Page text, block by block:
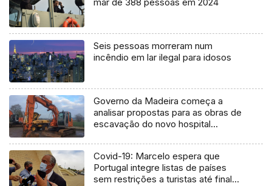
Seis pessoas morreram num
incêndio em lar ilegal para idosos
Governo da Madeira começa a
analisar propostas para as obras de
escavação do novo hospital
Covid-19: Marcelo espera que
Portugal integre listas de países
sem restrições a turistas até final